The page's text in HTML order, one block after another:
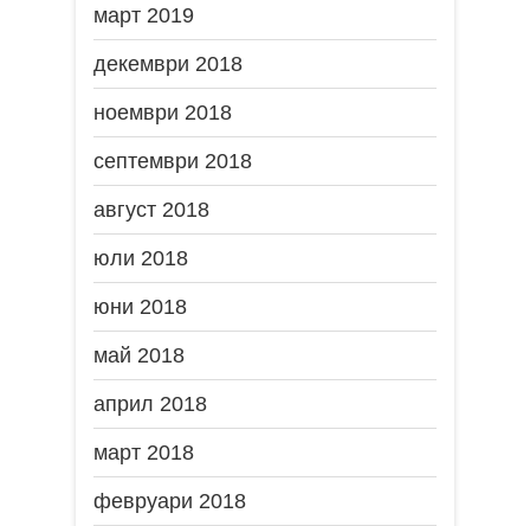
март 2019
декември 2018
ноември 2018
септември 2018
август 2018
юли 2018
юни 2018
май 2018
април 2018
март 2018
февруари 2018